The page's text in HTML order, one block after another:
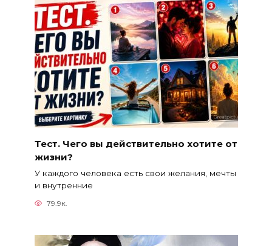
Тест. Чего вы действительно хотите от
жизни?
У каждого человека есть свои желания, мечты
и внутренние
79.9к.